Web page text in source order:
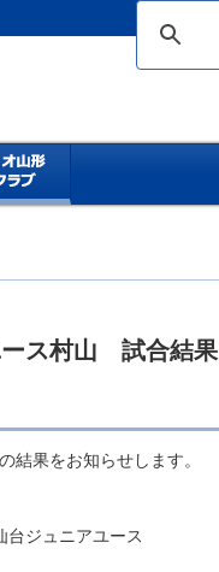
ス村山 試合結果
結果をお知らせします。
台ジュニアユース